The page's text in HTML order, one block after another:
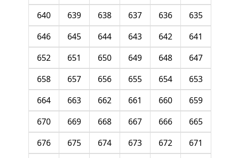
635
636
637
638
639
640
641
642
643
644
645
646
647
648
649
650
651
652
653
654
655
656
657
658
659
660
661
662
663
664
665
666
667
668
669
670
671
672
673
674
675
676